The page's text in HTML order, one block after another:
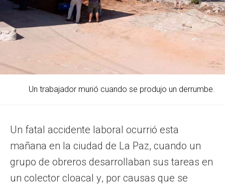
Un trabajador murió cuando se produjo un derrumbe.
Un fatal accidente laboral ocurrió esta
mañana en la ciudad de La Paz, cuando un
grupo de obreros desarrollaban sus tareas en
un colector cloacal y, por causas que se